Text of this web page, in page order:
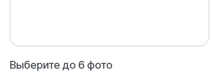
Выберите до 6 фото